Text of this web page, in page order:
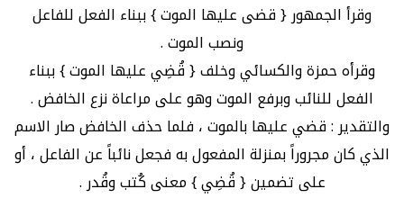
وقرأ الجمهور { قضى عليها الموت } ببناء الفعل للفاعل
ونصب الموت .
وقرأه حمزة والكسائي وخلف { قُضِي عليها الموت } ببناء
الفعل للنائب وبرفع الموت وهو على مراعاة نزع الخافض .
والتقدير : قضي عليها بالموت ، فلما حذف الخافض صار الاسم
الذي كان مجروراً بمنزلة المفعول به فجعل نائباً عن الفاعل ، أو
على تضمين { قُضِي } معنى كُتب وقُدر .